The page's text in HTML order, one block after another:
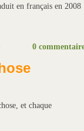
en français en 2008
0
et chaque